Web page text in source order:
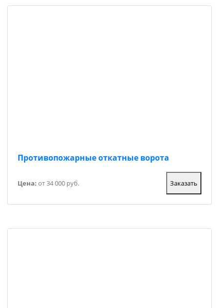
Противопожарные откатные ворота
Цена: от 34 000 руб. Заказать